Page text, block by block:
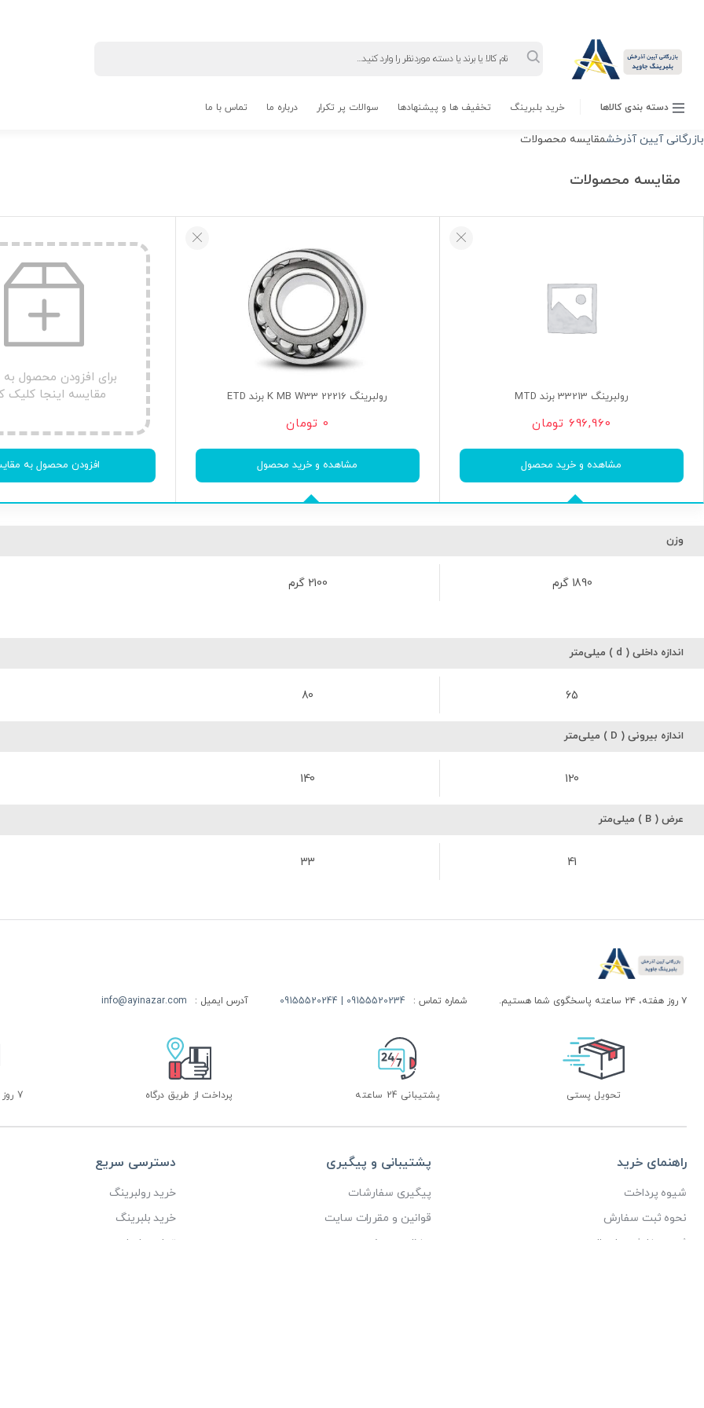
search
دسته بندی کالاها خرید بلبرینگ تخفیف ها و پیشنهادها سوالات پر تکرار درباره ما تماس با ما
بازرگانی آیین آذرخشمقایسه محصولات
مقایسه محصولات
رولبرینگ 33213 برند MTD
696,960 تومان
مشاهده و خرید محصول
رولبرینگ 22216 K MB W33 برند ETD
0 تومان
مشاهده و خرید محصول
برای افزودن محصول
مقایسه اینجا کلیک
افزودن محصول به
وزن
1890 گرم 2100 گرم
اندازه داخلی ( d ) میلی‌متر
65
80
اندازه بیرونی ( D ) میلی‌متر
120
140
عرض ( B ) میلی‌متر
41
33
۷ روز هفته، ۲۴ ساعته پاسخگوی شما هستیم. شماره تماس : 09155520234 | 09155520244 آدرس ایمیل : info@ayinazar.com
تحویل پستی پشتیبانی 24 ساعته پرداخت از طریق درگاه 7 روز ضمانت بازگشت
راهنمای خرید
شیوه پرداخت
نحوه ثبت سفارش
ثبت سفارش و ارسال
پشتیبانی و پیگیری
پیگیری سفارشات
قوانین و مقررات سایت
حفظ حریم خصوصی
دسترسی سریع
خرید رولبرینگ
خرید بلبرینگ
تماس با ما